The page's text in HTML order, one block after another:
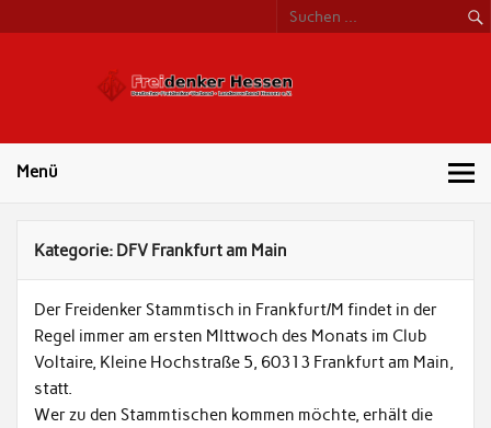
Menü
Kategorie: DFV Frankfurt am Main
Der Freidenker Stammtisch in Frankfurt/M findet in der
Regel immer am ersten MIttwoch des Monats im Club
Voltaire, Kleine Hochstraße 5, 60313 Frankfurt am Main,
statt.
Wer zu den Stammtischen kommen möchte, erhält die